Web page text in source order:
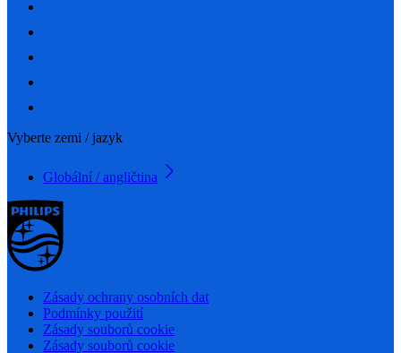
Vyberte zemi / jazyk
Globální / angličtina
Zásady ochrany osobních dat
Podmínky použití
Zásady souborů cookie
Zásady souborů cookie